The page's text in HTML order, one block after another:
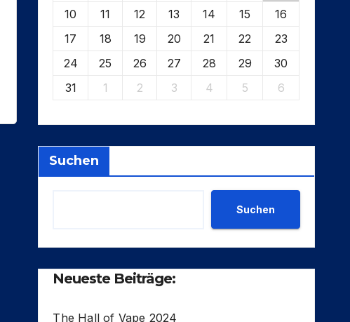
10
11 12 13 14 15
16
17
18 19 20 21 22
23
24
25 26 27 28 29
30
31
1 2 3 4 5 6
Suchen
Suchen
Neueste Beiträge:
The Hall of Vape 2024